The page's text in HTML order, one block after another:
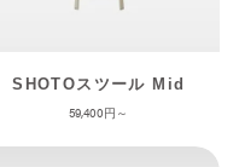
SHOTOスツール Mid
59,400